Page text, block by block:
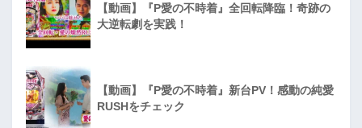
【動画】『P愛の不時着』全回転降臨！奇跡の
大逆転劇を実践！
【動画】『P愛の不時着』新台PV！感動の純愛
RUSHをチェック